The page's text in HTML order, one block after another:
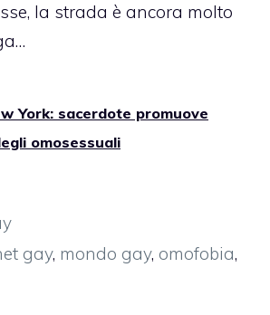
la strada è ancora molto
York: sacerdote promuove
omosessuali
gay, mondo gay, omofobia,